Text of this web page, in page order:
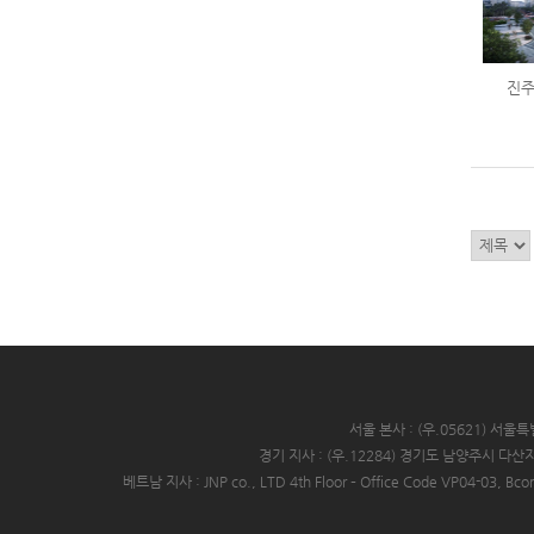
진
서울 본사 : (우.05621) 서울특
경기 지사 : (우.12284) 경기도 남양주시 다
베트남 지사 : JNP co., LTD 4th Floor – Office Code VP04-03,